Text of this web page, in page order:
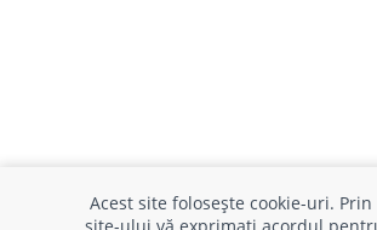
Prelucrarea datelor cu caracter
Relații clienți
Finanțare in
Acest site folosește cookie-uri.